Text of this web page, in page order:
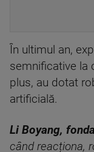
În ultimul an,
semnificative la
plus, au dotat
artificială.
Li Boyang,
când reacționa,